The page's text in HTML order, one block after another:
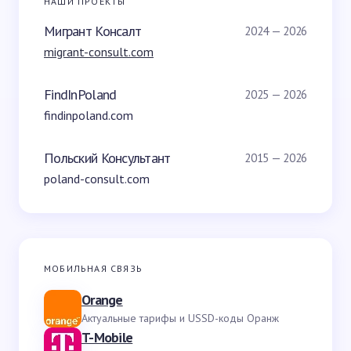
Мигрант Консалт 2024 — 2026
migrant-consult.com
FindInPoland 2025 — 2026
findinpoland.com
Польский Консультант 2015 — 2026
poland-consult.com
МОБИЛЬНАЯ СВЯЗЬ
Orange
Актуальные тарифы и USSD-коды Оранж
T-Mobile